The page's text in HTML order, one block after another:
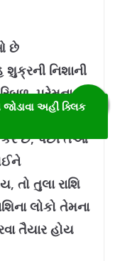
છે
શુક્રની નિશાની
પ્રેમના
પ્રેમીઓ
છે, પછી તેઓ
તો તુલા રાશિ
લોકો તેમના
તૈયાર હોય
અહીં ક્લિક